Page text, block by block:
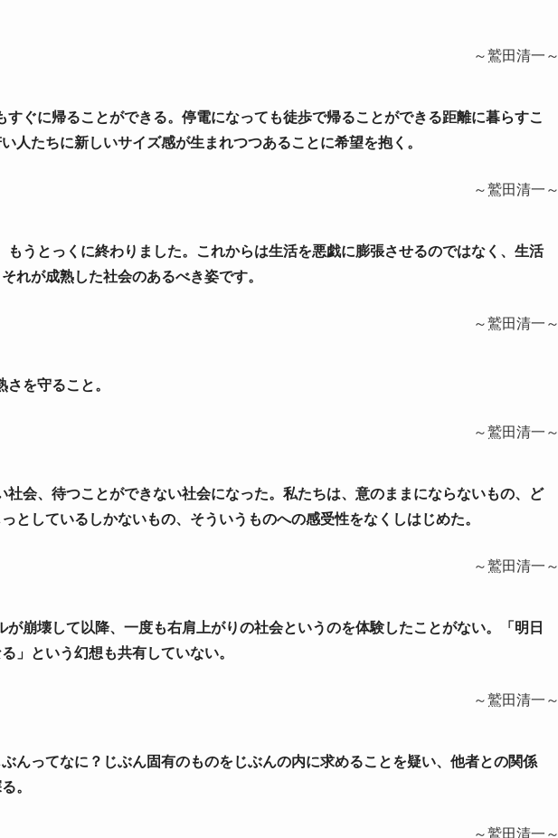
～鷲田清一～
すぐに帰ることができる。停電になっても徒歩で帰ることができる距離に暮らすこ
人たちに新しいサイズ感が生まれつつあることに希望を抱く。
～鷲田清一～
もうとっくに終わりました。これからは生活を悪戯に膨張させるのではなく、生活
れが成熟した社会のあるべき姿です。
～鷲田清一～
を守ること。
～鷲田清一～
社会、待つことができない社会になった。私たちは、意のままにならないもの、ど
としているしかないもの、そういうものへの感受性をなくしはじめた。
～鷲田清一～
が崩壊して以降、一度も右肩上がりの社会というのを体験したことがない。「明日
」という幻想も共有していない。
～鷲田清一～
んってなに？じぶん固有のものをじぶんの内に求めることを疑い、他者との関係
。
～鷲田清一～